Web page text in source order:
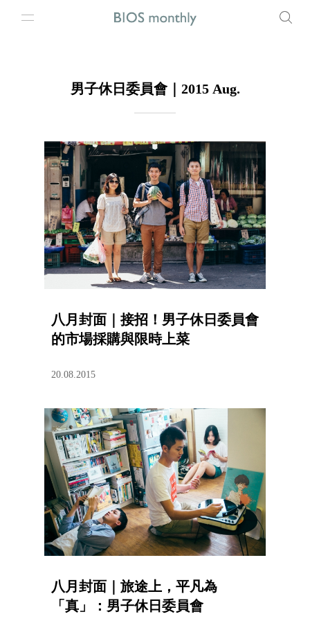
男子休日委員會｜2015 Aug.
八月封面｜接招！男子休日委員會
的市場採購與限時上菜
20.08.2015
八月封面｜旅途上，平凡為
「真」：男子休日委員會